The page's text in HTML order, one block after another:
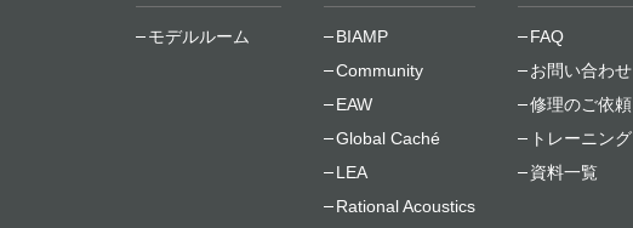
モデルルーム
BIAMP
Community
EAW
Global Caché
LEA
Rational Acoustics
FAQ
お問い合わせ
修理のご依頼
トレーニング
資料一覧